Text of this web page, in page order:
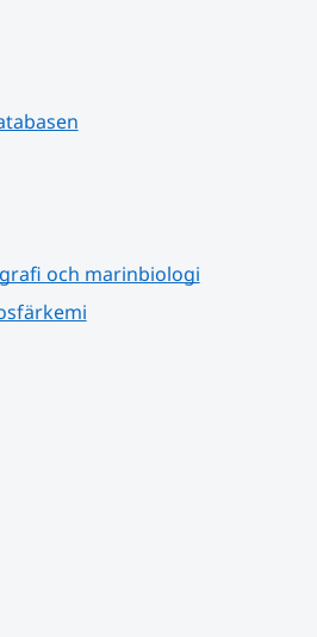
webbplats.
och marinbiologi
webbplats.
webbplats.